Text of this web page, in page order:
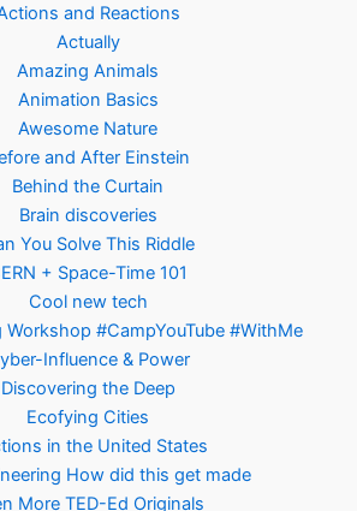
and Reactions
Actually
Amazing Animals
Animation Basics
Awesome Nature
and After Einstein
Behind the Curtain
Brain discoveries
You Solve This Riddle
+ Space-Time 101
Cool new tech
Workshop #CampYouTube #WithMe
Influence & Power
Discovering the Deep
Ecofying Cities
in the United States
How did this get made
More TED-Ed Originals